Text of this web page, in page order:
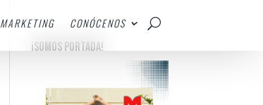
MARKETING
CONÓCENOS
¡SOMOS PORTADA!